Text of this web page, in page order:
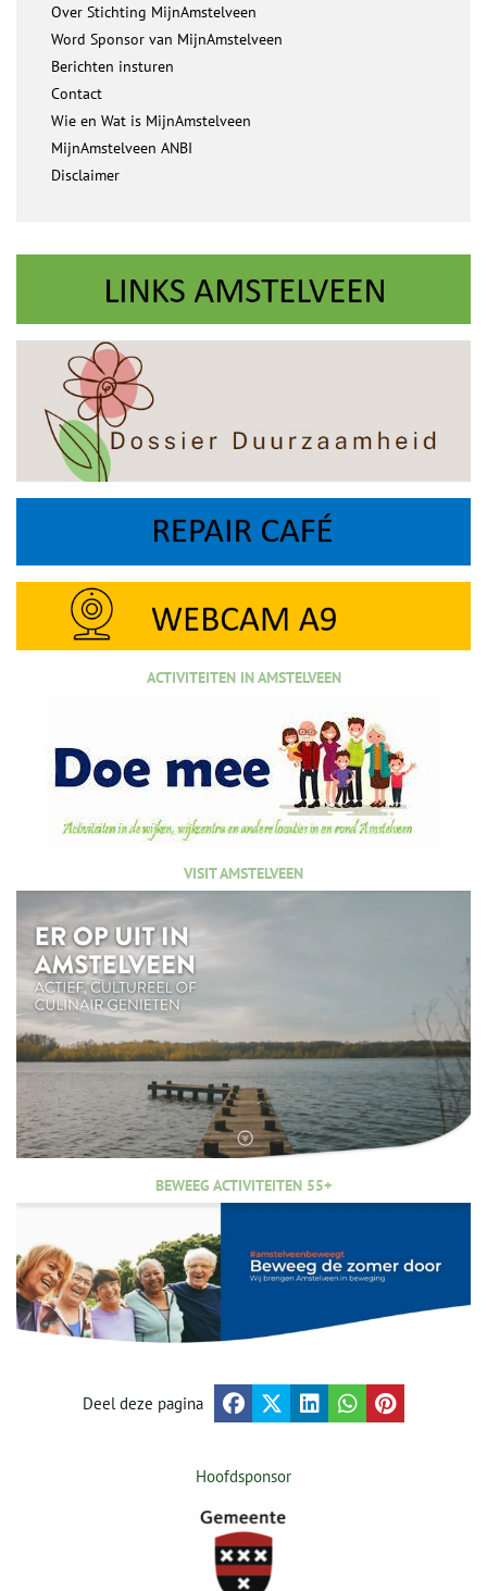
Over Stichting MijnAmstelveen
Word Sponsor van MijnAmstelveen
Berichten insturen
Contact
Wie en Wat is MijnAmstelveen
MijnAmstelveen ANBI
Disclaimer
ACTIVITEITEN IN AMSTELVEEN
VISIT AMSTELVEEN
BEWEEG ACTIVITEITEN 55+
Deel deze pagina
Hoofdsponsor